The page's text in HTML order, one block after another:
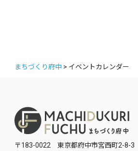
まちづくり府中 > イベントカレンダー
〒183-0022 東京都府中市宮西町2-8-